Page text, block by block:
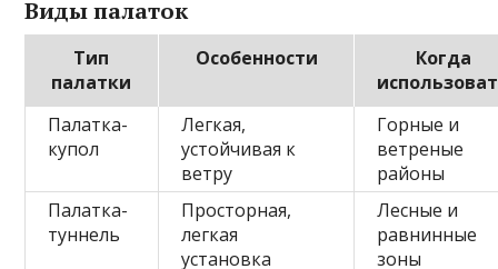
Виды палаток
Тип
палатки
Особенности
Когда
Палатка-
купол
Легкая,
устойчивая к
ветру
Горные и
ветреные
районы
Палатка-
туннель
Просторная,
легкая
установка
Лесные и
равнинные
зоны